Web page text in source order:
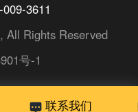
3611
, All Rights Reserved
号-1
联系我们